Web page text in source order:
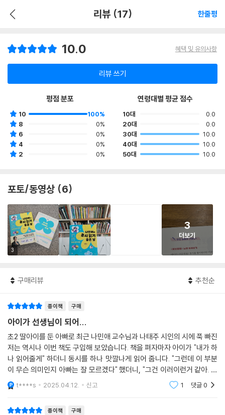
리뷰 (17) 한줄평
10.0 혜택 및 유의사항
리뷰 쓰기
평점 분포
10
100%
8
0%
6
0%
4
0%
2
0%
연령대별 평균 점수
10대
0.0
20대
0.0
30대
10.0
40대
10.0
50대
10.0
포토/동영상 (6)
3
3
더보기
구매리뷰 추천순
종이책 구매
아이가 선생님이 되어...
초2 딸아이를 둔 아빠로 최근 나민애 교수님과 나태주 시인의 시에 푹 빠진
저는 역시나 이번 책도 구입해 보았습니다. 책을 펴자마자 아이가 "내가 하
나 읽어줄게" 하더니 동시를 하나 맛깔나게 읽어 줍니다. "그런데 이 부분
이 무슨 의미인지 아빠는 잘 모르겠다" 했더니, "그건 이러이런거 같아. 알
겠지?" 이러면서 매일 저녁 8시가 선생님 놀이 시간으로 되버렸네요^^참
잘만든 책 같
t****s 2025.04.12. 신고 1 댓글0
종이책 구매